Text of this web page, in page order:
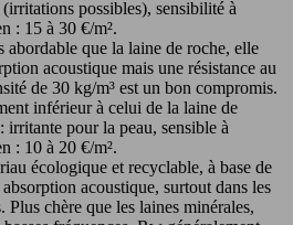
possibles), sensibilité à
: 15 à 30 €/m².
abordable que la laine de roche, elle
acoustique mais une résistance au
de 30 kg/m³ est un bon compromis.
inférieur à celui de la laine de
irritante pour la peau, sensible à
: 10 à 20 €/m².
écologique et recyclable, à base de
acoustique, surtout dans les
Plus chère que les laines minérales,